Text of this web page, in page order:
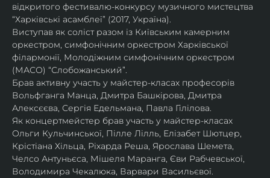
відкритого фестивалю-конкурсу музичного мистецтва
“Харківські асамблеї” (2017, Україна).
Виступав як соліст разом із Київським камерним
оркестром, симфонічним оркестром Харківської
філармонії, Молодіжним симфонічним оркестром
(МАСО) “Слобожанський”.
Брав активну участь у майстер-класах професорів
Вольфганга Манца, Дмитра Башкірова, Дмитра
Алексєєва, Сергія Едельмана, Павла Гілілова.
Як концертмейстер брав участь у майстер-класах
Ольги Кульчинської, Пілле Лілль, Елізабет Шютцер,
Крістіана Хільца, Ріхарда Реша, Ярослава Шемета,
Челсо Антуньєса, Мішеля Маранга, Єви Рабчевської,
Володимира Чекалюка, Варвари Васильєвої.